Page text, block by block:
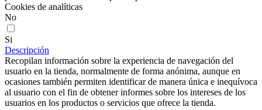
Cookies de analíticas
No
Si
Descripción
Recopilan información sobre la experiencia de navegación del
usuario en la tienda, normalmente de forma anónima, aunque en
ocasiones también permiten identificar de manera única e inequívoca
al usuario con el fin de obtener informes sobre los intereses de los
usuarios en los productos o servicios que ofrece la tienda.